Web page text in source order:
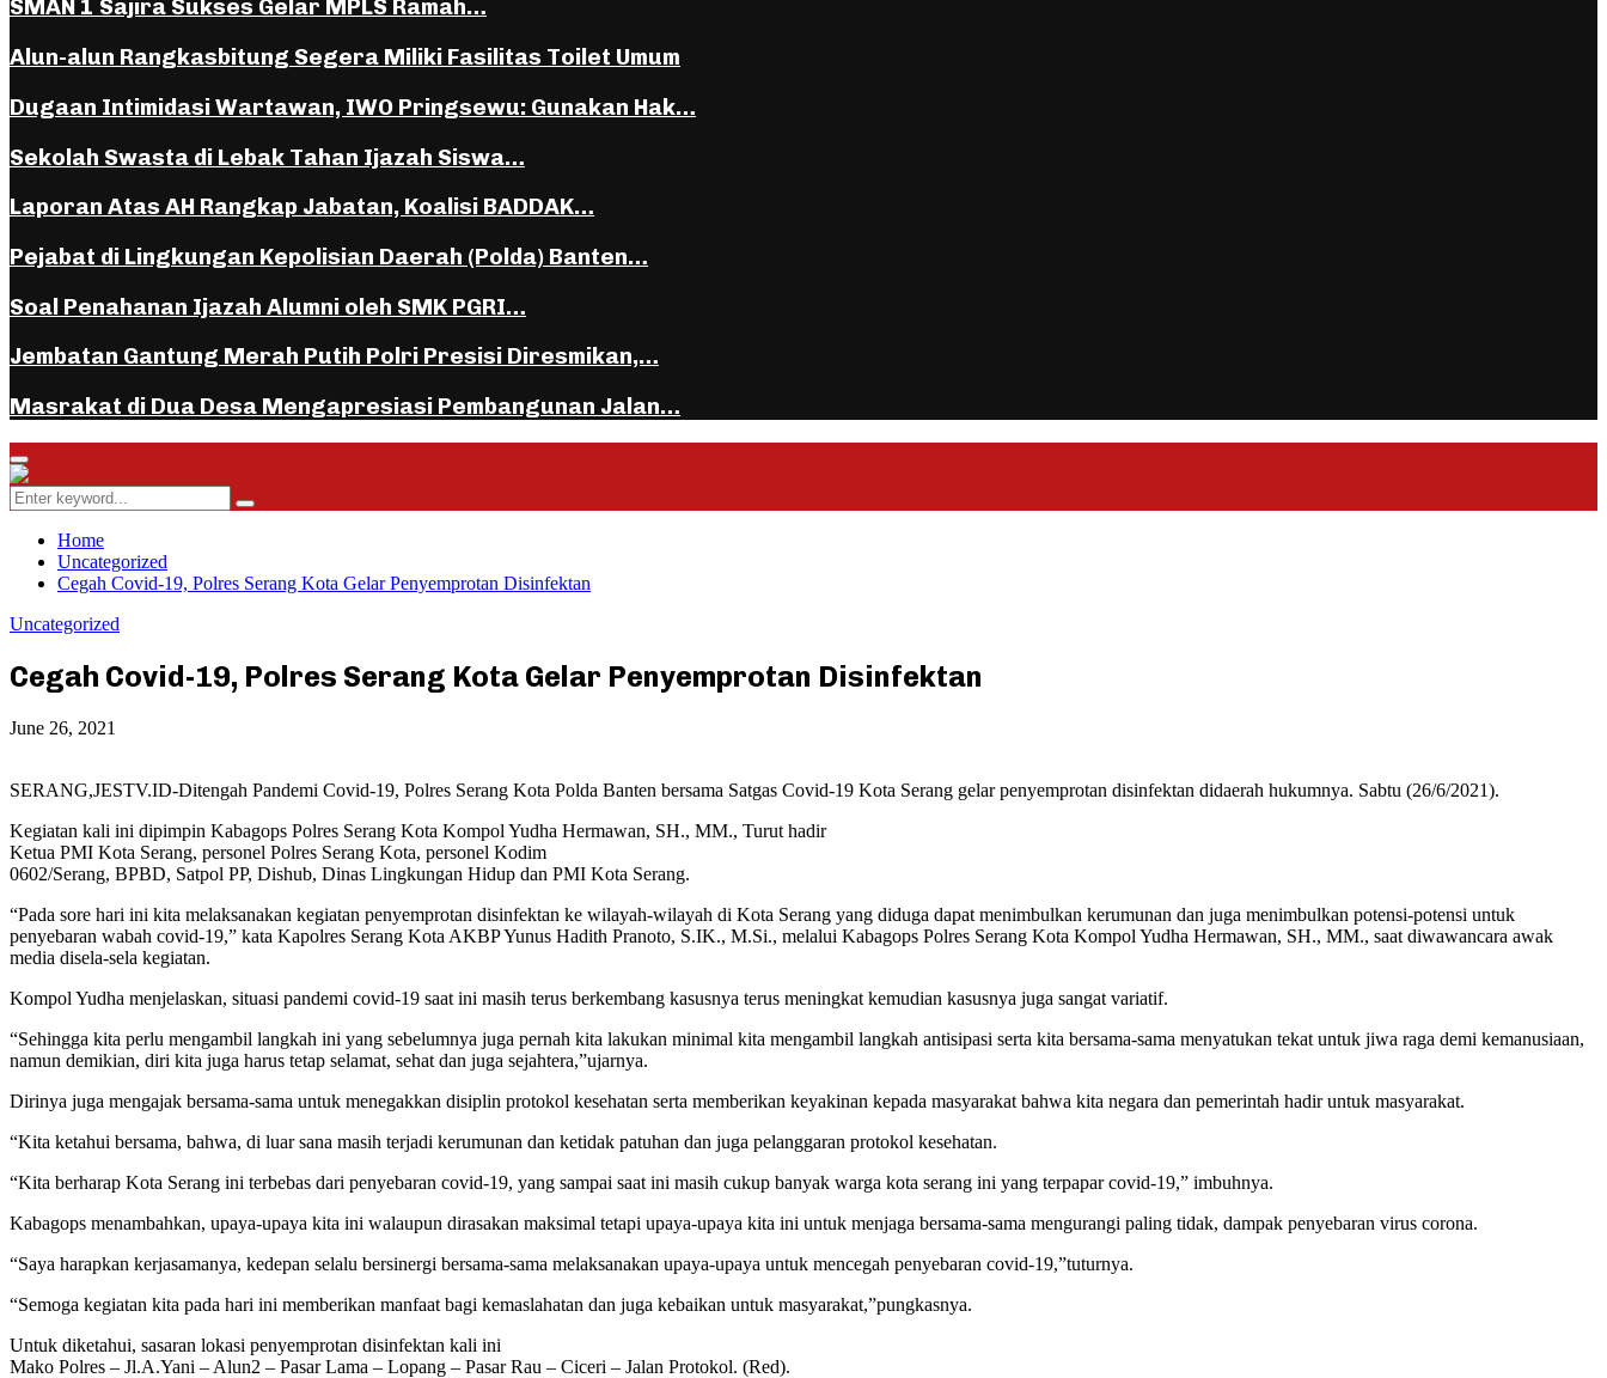
SMAN 1 Sajira Sukses Gelar MPLS Ramah…
Alun-alun Rangkasbitung Segera Miliki Fasilitas Toilet Umum
Dugaan Intimidasi Wartawan, IWO Pringsewu: Gunakan Hak…
Sekolah Swasta di Lebak Tahan Ijazah Siswa…
Laporan Atas AH Rangkap Jabatan, Koalisi BADDAK…
Pejabat di Lingkungan Kepolisian Daerah (Polda) Banten…
Soal Penahanan Ijazah Alumni oleh SMK PGRI…
Jembatan Gantung Merah Putih Polri Presisi Diresmikan,…
Masrakat di Dua Desa Mengapresiasi Pembangunan Jalan…
Facebook
Instagram
Youtube
Whatsapp
Primary
Menu
Search
for:
Search
Home
Uncategorized
Cegah Covid-19, Polres Serang Kota Gelar Penyemprotan Disinfektan
Uncategorized
Cegah Covid-19, Polres Serang Kota Gelar Penyemprotan Disinfektan
June 26, 2021
SERANG,JESTV.ID-Ditengah Pandemi Covid-19, Polres Serang Kota Polda Banten bersama Satgas Covid-19 Kota Serang gelar penyemprotan disinfektan didaerah hukumnya. Sabtu (26/6/2021).
Kegiatan kali ini dipimpin Kabagops Polres Serang Kota Kompol Yudha Hermawan, SH., MM., Turut hadir
Ketua PMI Kota Serang, personel Polres Serang Kota, personel Kodim
0602/Serang, BPBD, Satpol PP, Dishub, Dinas Lingkungan Hidup dan PMI Kota Serang.
“Pada sore hari ini kita melaksanakan kegiatan penyemprotan disinfektan ke wilayah-wilayah di Kota Serang yang diduga dapat menimbulkan kerumunan dan juga menimbulkan potensi-potensi untuk
penyebaran wabah covid-19,” kata Kapolres Serang Kota AKBP Yunus Hadith Pranoto, S.IK., M.Si., melalui Kabagops Polres Serang Kota Kompol Yudha Hermawan, SH., MM., saat diwawancara awak
media disela-sela kegiatan.
Kompol Yudha menjelaskan, situasi pandemi covid-19 saat ini masih terus berkembang kasusnya terus meningkat kemudian kasusnya juga sangat variatif.
“Sehingga kita perlu mengambil langkah ini yang sebelumnya juga pernah kita lakukan minimal kita mengambil langkah antisipasi serta kita bersama-sama menyatukan tekat untuk jiwa raga demi kemanusiaan,
namun demikian, diri kita juga harus tetap selamat, sehat dan juga sejahtera,”ujarnya.
Dirinya juga mengajak bersama-sama untuk menegakkan disiplin protokol kesehatan serta memberikan keyakinan kepada masyarakat bahwa kita negara dan pemerintah hadir untuk masyarakat.
“Kita ketahui bersama, bahwa, di luar sana masih terjadi kerumunan dan ketidak patuhan dan juga pelanggaran protokol kesehatan.
“Kita berharap Kota Serang ini terbebas dari penyebaran covid-19, yang sampai saat ini masih cukup banyak warga kota serang ini yang terpapar covid-19,” imbuhnya.
Kabagops menambahkan, upaya-upaya kita ini walaupun dirasakan maksimal tetapi upaya-upaya kita ini untuk menjaga bersama-sama mengurangi paling tidak, dampak penyebaran virus corona.
“Saya harapkan kerjasamanya, kedepan selalu bersinergi bersama-sama melaksanakan upaya-upaya untuk mencegah penyebaran covid-19,”tuturnya.
“Semoga kegiatan kita pada hari ini memberikan manfaat bagi kemaslahatan dan juga kebaikan untuk masyarakat,”pungkasnya.
Untuk diketahui, sasaran lokasi penyemprotan disinfektan kali ini
Mako Polres – Jl.A.Yani – Alun2 – Pasar Lama – Lopang – Pasar Rau – Ciceri – Jalan Protokol. (Red).